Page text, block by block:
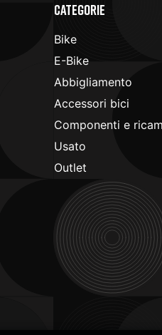
Categorie
Bike
E-Bike
Abbigliamento
Accessori bici
Componenti e
Usato
Outlet